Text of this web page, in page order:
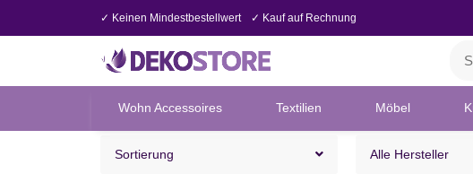
✓ Keinen Mindestbestellwert ✓ Kauf auf Rechnung
Wohn Accessoires Textilien Möbel
Sortierung Alle Hersteller